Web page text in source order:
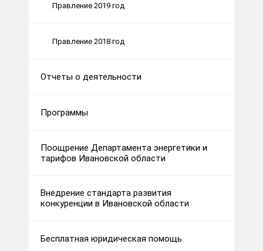
Правление 2019 год
Правление 2018 год
Отчеты о деятельности
Программы
Поощрение Департамента энергетики и
тарифов Ивановской области
Внедрение стандарта развития
конкуренции в Ивановской области
Бесплатная юридическая помощь